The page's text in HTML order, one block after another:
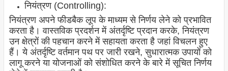
नियंत्रण (Controlling):
नियंत्रण अपने फीडबैक लूप के माध्यम से निर्णय लेने को प्रभावित
करता है। वास्तविक प्रदर्शन में अंतर्दृष्टि प्रदान करके, नियंत्रण
उन क्षेत्रों की पहचान करने में सहायता करता है जहां विचलन हुए
हैं। ये अंतर्दृष्टि वर्तमान पथ पर जारी रखने, सुधारात्मक उपायों को
लागू करने या योजनाओं को संशोधित करने के बारे में सूचित निर्णय